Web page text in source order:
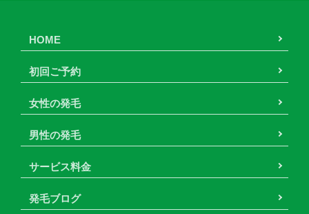
HOME
初回ご予約
女性の発毛
男性の発毛
サービス料金
発毛ブログ